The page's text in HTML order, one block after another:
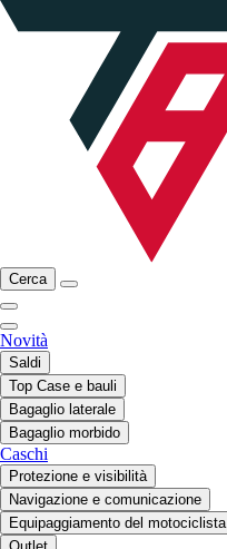
Cerca
Novità
Saldi
Top Case e bauli
Bagaglio laterale
Bagaglio morbido
Caschi
Protezione e visibilità
Navigazione e comunicazione
Equipaggiamento del motociclista